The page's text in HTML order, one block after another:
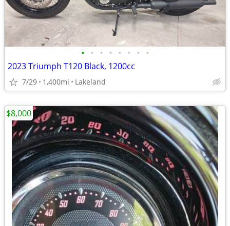
• • • • • • • •
2023 Triumph T120 Black, 1200cc
7/29 1,400mi Lakeland
$8,000